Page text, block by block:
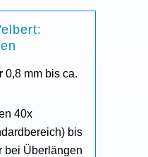
0,8 mm bis ca.
40x
bis
bei Überlängen